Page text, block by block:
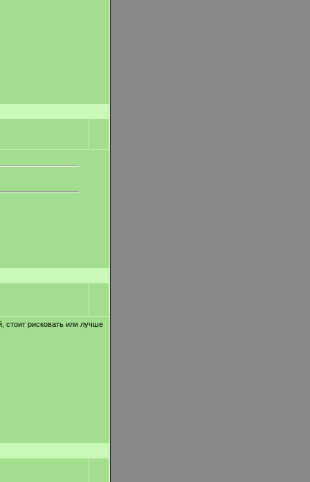
стоит рисковать или лучше